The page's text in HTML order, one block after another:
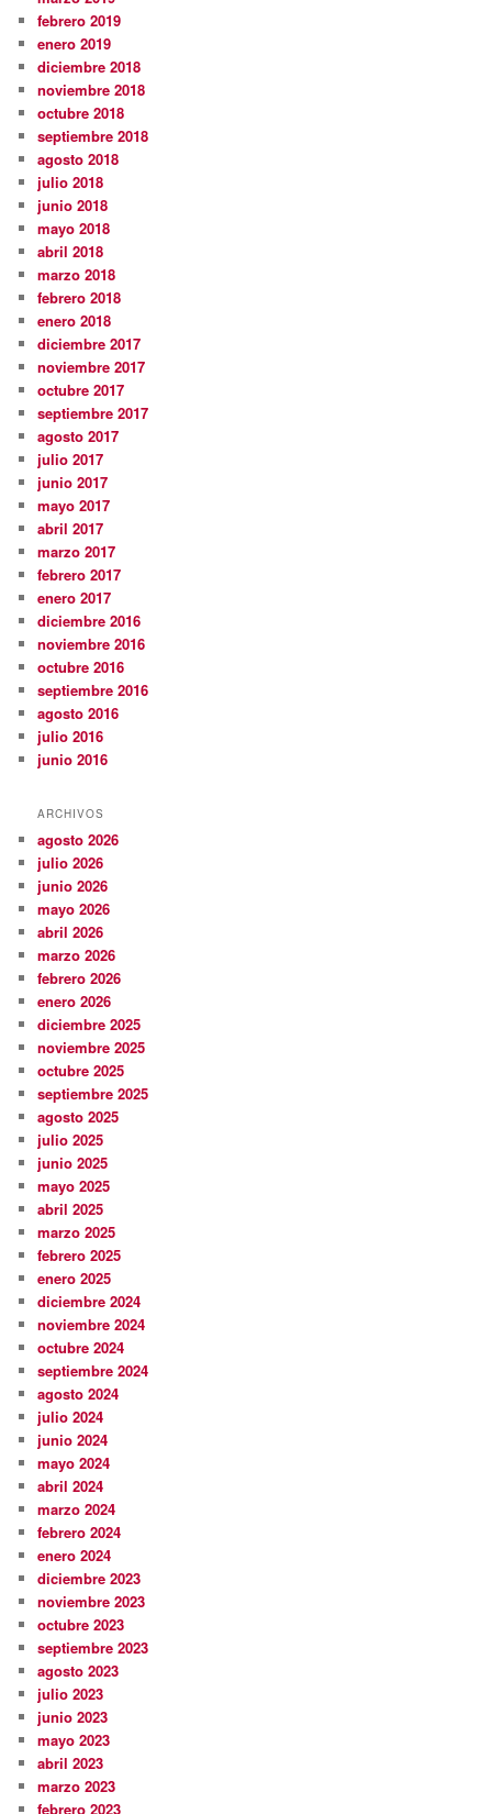
febrero 2019
enero 2019
diciembre 2018
noviembre 2018
octubre 2018
septiembre 2018
agosto 2018
julio 2018
junio 2018
mayo 2018
abril 2018
marzo 2018
febrero 2018
enero 2018
diciembre 2017
noviembre 2017
octubre 2017
septiembre 2017
agosto 2017
julio 2017
junio 2017
mayo 2017
abril 2017
marzo 2017
febrero 2017
enero 2017
diciembre 2016
noviembre 2016
octubre 2016
septiembre 2016
agosto 2016
julio 2016
junio 2016
ARCHIVOS
agosto 2026
julio 2026
junio 2026
mayo 2026
abril 2026
marzo 2026
febrero 2026
enero 2026
diciembre 2025
noviembre 2025
octubre 2025
septiembre 2025
agosto 2025
julio 2025
junio 2025
mayo 2025
abril 2025
marzo 2025
febrero 2025
enero 2025
diciembre 2024
noviembre 2024
octubre 2024
septiembre 2024
agosto 2024
julio 2024
junio 2024
mayo 2024
abril 2024
marzo 2024
febrero 2024
enero 2024
diciembre 2023
noviembre 2023
octubre 2023
septiembre 2023
agosto 2023
julio 2023
junio 2023
mayo 2023
abril 2023
marzo 2023
febrero 2023